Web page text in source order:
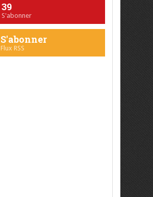
39
S'abonner
S'abonner
Flux RSS